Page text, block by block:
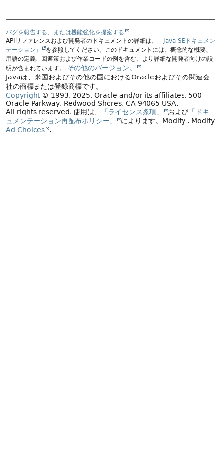
バグを報告する、または機能強化を提案する
APIリファレンスおよび開発者のドキュメントの詳細は、
「Java SEドキュメン
テーション」
を参照してください。このドキュメントには、概念的な概要、
用語の定義、回避策および作業コードの例を含む、より詳細な開発者向けの説
明が含まれています。
その他のバージョン。
Javaは、米国およびその他の国におけるOracleおよびその関連会
社の商標または登録商標です。
Copyright© 1993, 2025, Oracle and/or its affiliates, 500
Oracle Parkway, Redwood Shores, CA 94065 USA.
All rights reserved. 使用は、 「ライセンス条項」 および 「ドキ
ュメンテーション再配布ポリシー」
によります。 Modify . Modify
Ad Choices
.